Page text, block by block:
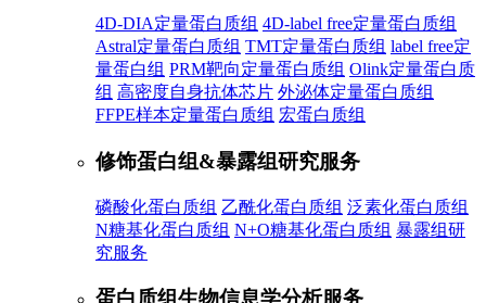
4D-DIA定量蛋白质组 4D-label free定量蛋白质组
Astral定量蛋白质组 TMT定量蛋白质组 label free定
量蛋白组 PRM靶向定量蛋白质组 Olink定量蛋白质
组 高密度自身抗体芯片 外泌体定量蛋白质组
FFPE样本定量蛋白质组 宏蛋白质组
修饰蛋白组&暴露组研究服务
磷酸化蛋白质组 乙酰化蛋白质组 泛素化蛋白质组
N糖基化蛋白质组 N+O糖基化蛋白质组 暴露组研
究服务